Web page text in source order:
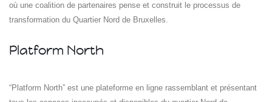
où une coalition de partenaires pense et construit le processus de
transformation du Quartier Nord de Bruxelles.
Platform North
“Platform North” est une plateforme en ligne rassemblant et présentant